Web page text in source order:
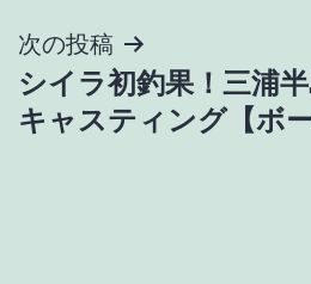
ビ
ゲ
次の投稿
シイラ初釣果！三浦
キャスティング【ボー